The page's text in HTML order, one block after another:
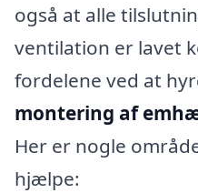
også at alle
ventilation er lavet
fordelene ved at
montering af
Her er nogle
hjælpe: